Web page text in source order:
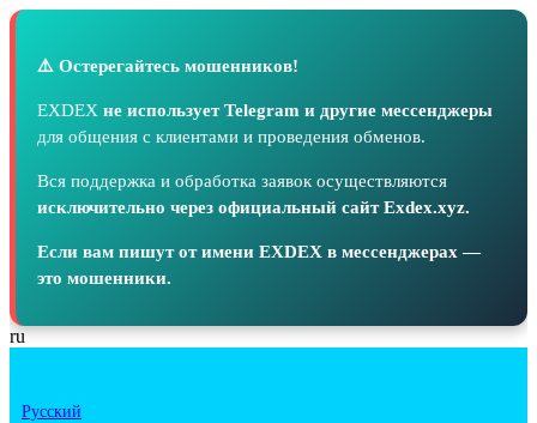
⚠️ Остерегайтесь мошенников!
EXDEX не использует Telegram и другие мессенджеры
для общения с клиентами и проведения обменов.
Вся поддержка и обработка заявок осуществляются
исключительно через официальный сайт Exdex.xyz.
Если вам пишут от имени EXDEX в мессенджерах —
это мошенники.
ru
Русский